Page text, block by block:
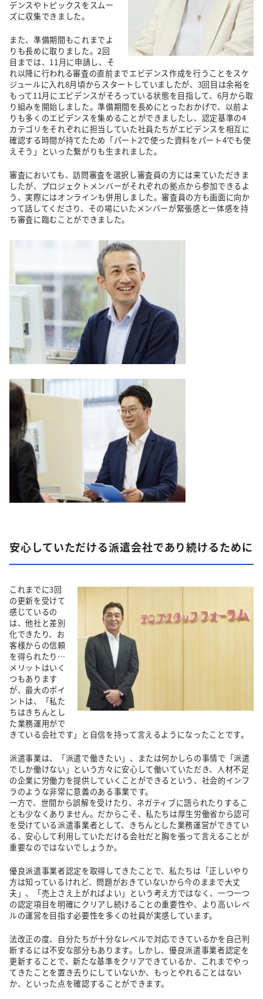
デンスやトピックスをスムー
ズに収集できました。
また、準備期間もこれまでよ
りも長めに取りました。2回
目までは、11月に申請し、そ
れ以降に行われる審査の直前までエビデンス作成を行うことをスケ
ジュールに入れ8月頃からスタートしていましたが、3回目は余裕を
もって11月にエビデンスがそろっている状態を目指して、6月から取
り組みを開始しました。準備期間を長めにとったおかげで、以前よ
りも多くのエビデンスを集めることができましたし、認定基準の4
カテゴリをそれぞれに担当していた社員たちがエビデンスを相互に
確認する時間が持てたため「パート2で使った資料をパート4でも使
えそう」といった繋がりも生まれました。
審査においても、訪問審査を選択し審査員の方には来ていただきま
したが、プロジェクトメンバーがそれぞれの拠点から参加できるよ
う、実際にはオンラインも併用しました。審査員の方も画面に向か
って話してくださり、その場にいたメンバーが緊張感と一体感を持
ち審査に臨むことができました。
安心していただける派遣会社であり続けるために
これまでに3回
の更新を受けて
感じているの
は、他社と差別
化できたり、お
客様からの信頼
を得られたり…
メリットはいく
つもあります
が、最大のポイ
ントは、「私た
ちはきちんとし
た業務運用がで
きている会社です」と自信を持って言えるようになったことです。
派遣事業は、「派遣で働きたい」、または何かしらの事情で「派遣
でしか働けない」という方々に安心して働いていただき、人材不足
の企業に労働力を提供していくことができるという、社会的インフ
ラのような非常に意義のある事業です。
一方で、世間から誤解を受けたり、ネガティブに語られたりするこ
とも少なくありません。だからこそ、私たちは厚生労働省から認可
を受けている派遣事業者として、きちんとした業務運営ができてい
る、安心して利用していただける会社だと胸を張って言えることが
重要なのではないでしょうか。
優良派遣事業者認定を取得してきたことで、私たちは「正しいやり
方は知っているけれど、問題がおきていないから今のままで大丈
夫」、「売上さえ上がればよい」という考え方ではなく、一つ一つ
の認定項目を明確にクリアし続けることの重要性や、より高いレベ
ルの運営を目指す必要性を多くの社員が実感しています。
法改正の度、自分たちが十分なレベルで対応できているかを自己判
断するには不安な部分もあります。しかし、優良派遣事業者認定を
更新することで、新たな基準をクリアできているか、これまでやっ
てきたことを置き去りにしていないか、もっとやれることはない
か、といった点を確認することができます。